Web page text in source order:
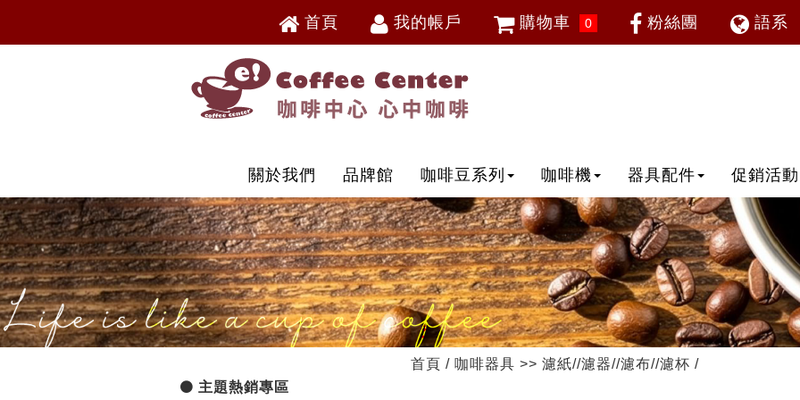
首頁 我的帳戶
忘記密碼
加入會員
VIP申請
購物車 0 粉絲團 語系
關於我們 品牌館 咖啡豆系列 咖啡機 器具配件 促銷活動
主題熱銷專區
首頁 / 咖啡器具 >> 濾紙//濾器//濾布//濾杯 /